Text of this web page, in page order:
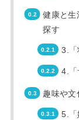
健康と生
探す
3.「
4.「
趣味や文
5.「